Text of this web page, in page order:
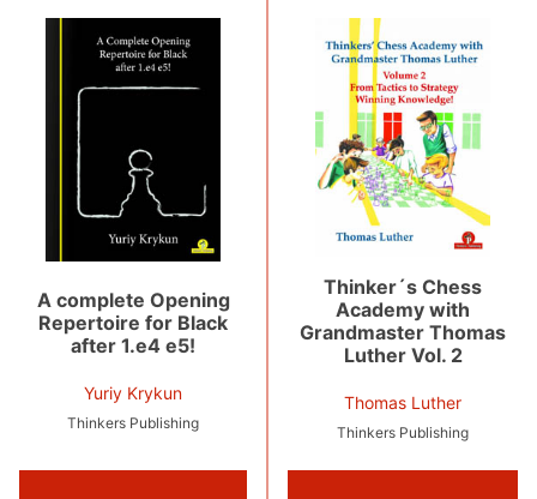
A complete Opening
Repertoire for Black
after 1.e4 e5!
Yuriy Krykun
Thinkers Publishing
Thinker´s Chess
Academy with
Grandmaster Thomas
Luther Vol. 2
Thomas Luther
Thinkers Publishing